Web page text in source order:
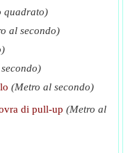
alare
quadrato)
al secondo)
(Metro al secondo)
di pull-up (Metro al